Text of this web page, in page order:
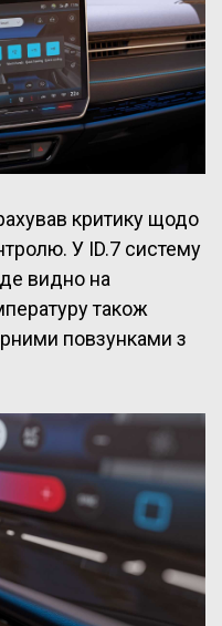
критику щодо
У ID.7 систему
видно на
також
повзунками з